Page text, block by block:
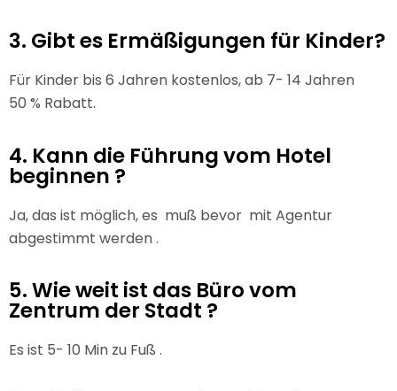
3. Gibt es Ermäßigungen für Kinder?
Für Kinder bis 6 Jahren kostenlos, ab 7- 14 Jahren
50 % Rabatt.
4. Kann die Führung vom Hotel
beginnen ?
Ja, das ist möglich, es muß bevor mit Agentur
abgestimmt werden .
5. Wie weit ist das Büro vom
Zentrum der Stadt ?
Es ist 5- 10 Min zu Fuß .